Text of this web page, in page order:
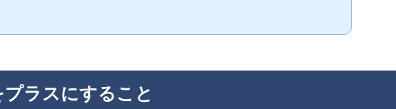
ラスにすること